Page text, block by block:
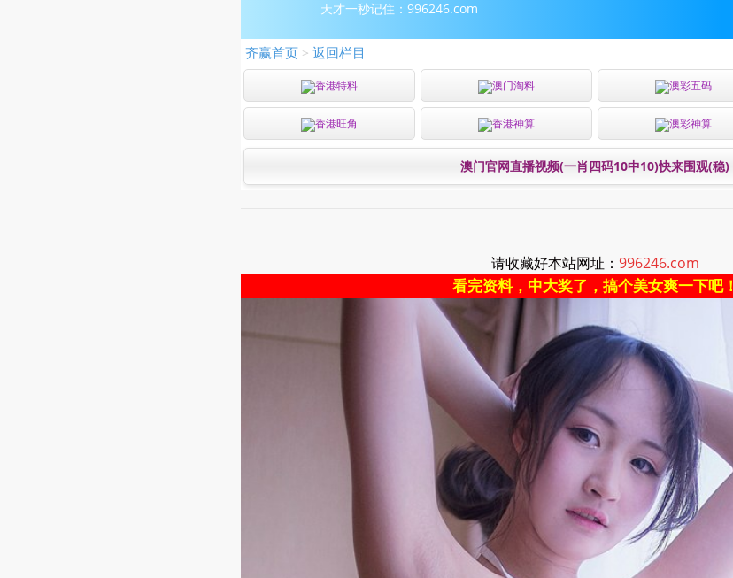
天才一秒记住：996246.com
齐赢首页 > 返回栏目
香港特料 澳门淘料 澳彩五码
香港旺角 香港神算 澳彩神算
澳门官网直播视频(一肖四码10中10)快来围观(稳)
请收藏好本站网址： 996246.com
看完资料，中大奖了，搞个美女爽一下吧！